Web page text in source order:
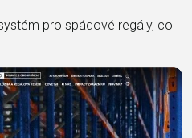
pro spádové regály, co